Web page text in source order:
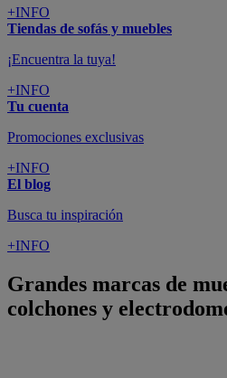
+INFO
Tiendas de sofás y muebles
¡Encuentra la tuya!
+INFO
Tu cuenta
Promociones exclusivas
+INFO
El blog
Busca tu inspiración
+INFO
Grandes marcas de
colchones y